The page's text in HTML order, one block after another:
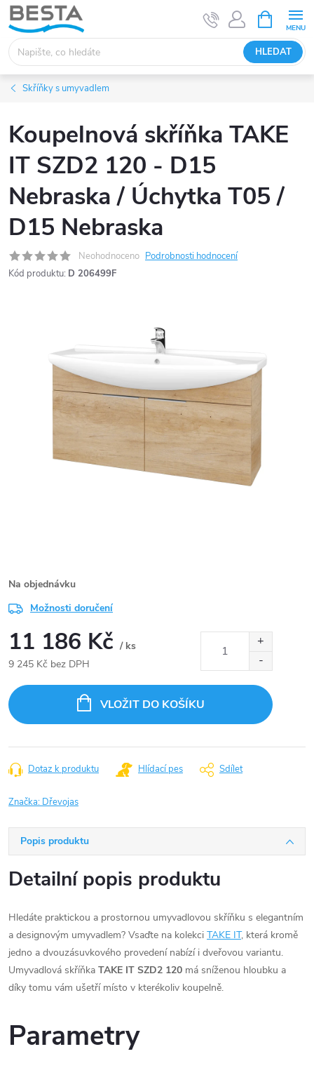
Přejít
na
obsah
HLEDAT
NÁKUPNÍ
KOŠÍK
Skříňky s umyvadlem
Koupelnová skříňka TAKE
IT SZD2 120 - D15
Nebraska / Úchytka T05 /
D15 Nebraska
Neohodnoceno Podrobnosti hodnocení
Kód produktu: D 206499F
Na objednávku
Možnosti doručení
11 186 Kč / ks
9 245 Kč bez DPH
cena:
VLOŽIT DO KOŠÍKU
Dotaz k produktu Hlídací pes Sdílet
Značka: Dřevojas
Popis produktu
Detailní popis produktu
Hledáte praktickou a prostornou umyvadlovou skříňku s elegantním
a designovým umyvadlem? Vsaďte na kolekci TAKE IT, která kromě
jedno a dvouzásuvkového provedení nabízí i dveřovou variantu.
Umyvadlová skříňka TAKE IT SZD2 120 má sníženou hloubku a
díky tomu vám ušetří místo v kterékoliv koupelně.
Parametry